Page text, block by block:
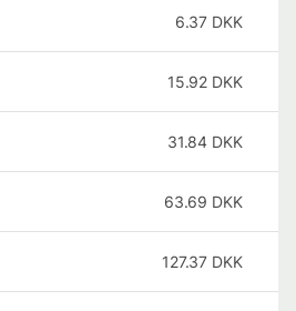
6.37 DKK
15.92 DKK
31.84 DKK
63.69 DKK
127.37 DKK